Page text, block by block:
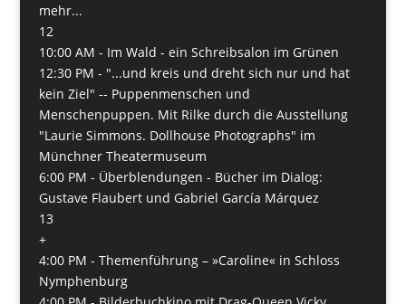
mehr...
12
10:00 AM - Im Wald - ein Schreibsalon im Grünen
12:30 PM - "...und kreis und dreht sich nur und hat
kein Ziel" -- Puppenmenschen und
Menschenpuppen. Mit Rilke durch die Ausstellung
"Laurie Simmons. Dollhouse Photographs" im
Münchner Theatermuseum
6:00 PM - Überblendungen - Bücher im Dialog:
Gustave Flaubert und Gabriel García Márquez
13
+
4:00 PM - Themenführung – »Caroline« in Schloss
Nymphenburg